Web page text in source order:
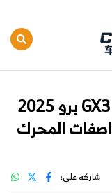
أهم ما تريد معرفته عن جيلي GX3 برو 2025
المحرك
شاركه على: